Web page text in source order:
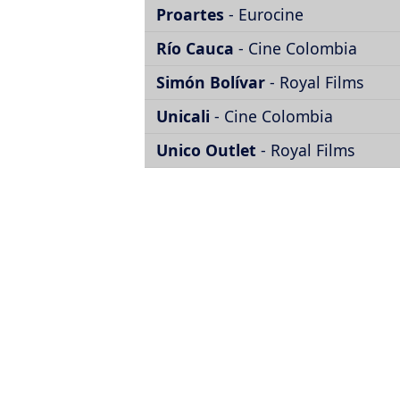
Proartes - Eurocine
Río Cauca - Cine Colombia
Simón Bolívar- Royal Films
Unicali - Cine Colombia
Unico Outlet - Royal Films